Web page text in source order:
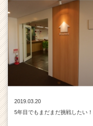
2019.03.20
5年目でもまだまだ挑戦したい！